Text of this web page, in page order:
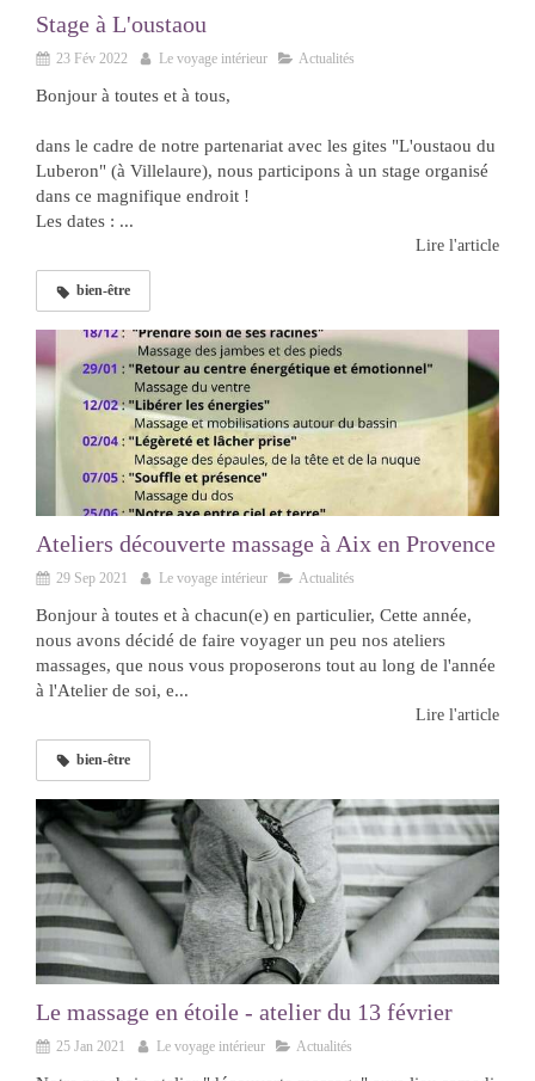
Stage à L'oustaou
23 Fév 2022 Le voyage intérieur Actualités
Bonjour à toutes et à tous,
dans le cadre de notre partenariat avec les gites "L'oustaou du
Luberon" (à Villelaure), nous participons à un stage organisé
dans ce magnifique endroit !
Les dates : ...
Lire l'article
bien-être
Ateliers découverte massage à Aix en Provence
29 Sep 2021 Le voyage intérieur Actualités
Bonjour à toutes et à chacun(e) en particulier, Cette année,
nous avons décidé de faire voyager un peu nos ateliers
massages, que nous vous proposerons tout au long de l'année
à l'Atelier de soi, e...
Lire l'article
bien-être
Le massage en étoile - atelier du 13 février
25 Jan 2021 Le voyage intérieur Actualités